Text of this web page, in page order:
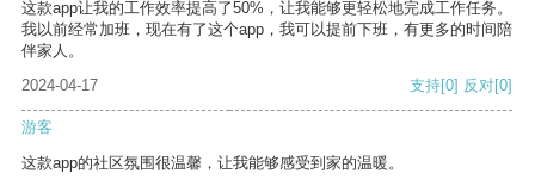
这款app让我的工作效率提高了50%，让我能够更轻松地完成工作任务。
我以前经常加班，现在有了这个app，我可以提前下班，有更多的时间陪
伴家人。
2024-04-17
支持[0] 反对[0]
游客
这款app的社区氛围很温馨，让我能够感受到家的温暖。